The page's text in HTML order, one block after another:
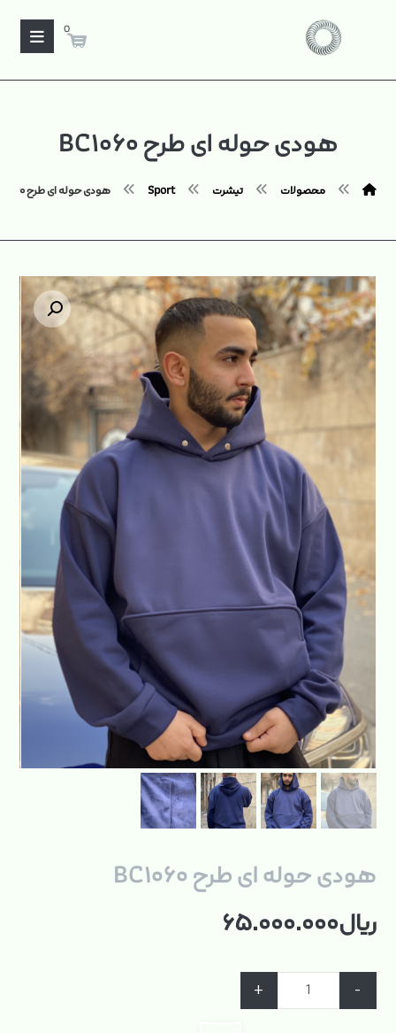
0
هودی حوله ای طرح BC۱۰۶۰
محصولات تیشرت Sport هودی حوله ای طرح BC۱۰۶۰
بزرگنمایی تصویر
هودی حوله ای طرح BC۱۰۶۰
ریال۶۵.۰۰۰.۰۰۰
-
+